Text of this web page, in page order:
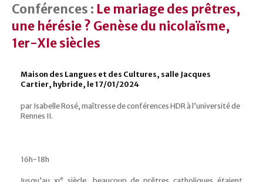
Conférences : Le mariage des prêtres,
une hérésie ? Genèse du nicolaïsme,
1er-XIe siècles
Maison des Langues et des Cultures, salle Jacques
Cartier, hybride, le 17/01/2024
par Isabelle Rosé, maîtresse de conférences HDR à l’université de
Rennes II.
16h-18h
e